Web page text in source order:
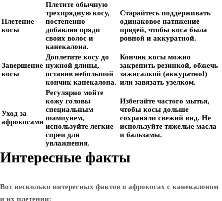
Плетение
косы
Плетите обычную
трехпрядную косу,
постепенно
добавляя пряди
своих волос и
канекалона.
Старайтесь поддерживать
одинаковое натяжение
прядей, чтобы коса была
ровной и аккуратной.
Завершение
косы
Доплетите косу до
нужной длины,
оставив небольшой
кончик канекалона.
Кончик косы можно
закрепить резинкой, обжечь
зажигалкой (аккуратно!)
или завязать узелком.
Уход за
афрокосами
Регулярно мойте
кожу головы
специальным
шампунем,
используйте легкие
спреи для
увлажнения.
Избегайте частого мытья,
чтобы косы дольше
сохраняли свежий вид. Не
используйте тяжелые масла
и бальзамы.
Интересные факты
Вот несколько интересных фактов о афрокосах с канекалоном
и их плетении: